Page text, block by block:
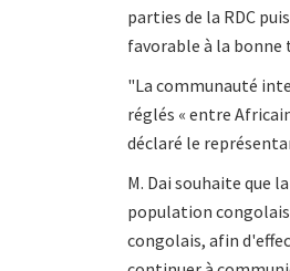
parties de la RDC
favorable à la bonne
"La communauté
réglés « entre
déclaré le
M. Dai souhaite que
population
congolais, afin